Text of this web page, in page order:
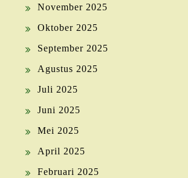
November 2025
Oktober 2025
September 2025
Agustus 2025
Juli 2025
Juni 2025
Mei 2025
April 2025
Februari 2025